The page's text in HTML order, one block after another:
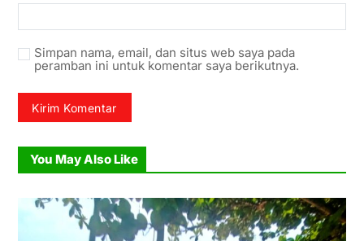
Simpan nama, email, dan situs web saya pada
peramban ini untuk komentar saya berikutnya.
You May Also Like